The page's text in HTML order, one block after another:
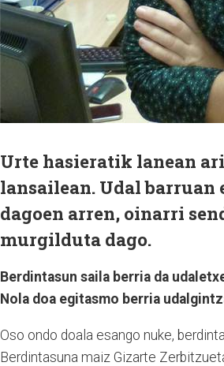
Urte hasieratik lanean
lansailean. Udal barruan
dagoen arren, oinarri
murgilduta dago.
Berdintasun saila berria da
Nola doa egitasmo berria
Oso ondo doala esango nuke,
Berdintasuna maiz Gizarte